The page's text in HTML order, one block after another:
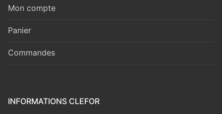
Mon compte
Panier
Commandes
INFORMATIONS CLEFOR